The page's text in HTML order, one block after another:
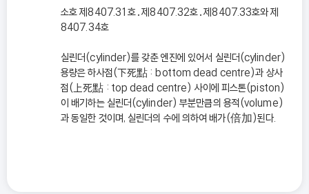
소호 제8407.31호․제8407.32호․제8407.33호와 제
8407.34호
실린더(cylinder)를 갖춘 엔진에 있어서 실린더(cylinder)
용량은 하사점(下死點 : bottom dead centre)과 상사
점(上死點 : top dead centre) 사이에 피스톤(piston)
이 배기하는 실린더(cylinder) 부분만큼의 용적(volume)
과 동일한 것이며, 실린더의 수에 의하여 배가(倍加)된다.